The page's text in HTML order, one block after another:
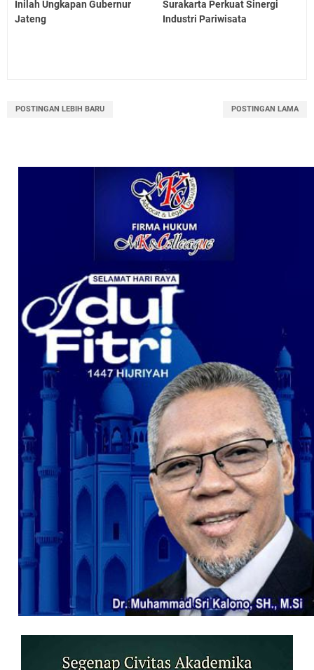
Inilah Ungkapan Gubernur
Jateng
Surakarta Perkuat Sinergi
Industri Pariwisata
POSTINGAN LEBIH BARU POSTINGAN LAMA